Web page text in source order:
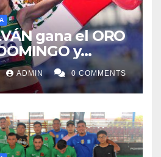
gana el ORO
y
a sus padres
ADMIN 0 COMMENTS